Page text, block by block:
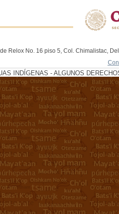
Relox No. 16 piso 5, Col. Chimalistac,
INDÍGENAS - ALGUNOS